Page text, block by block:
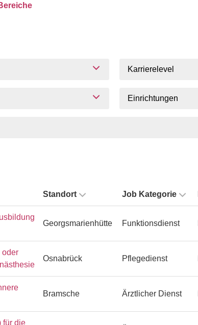
Karrierelevel
Einrichtungen
Standort Job Kategorie
Georgsmarienhütte Funktionsdienst
oder
Osnabrück Pflegedienst
Bramsche Ärztlicher Dienst
für die